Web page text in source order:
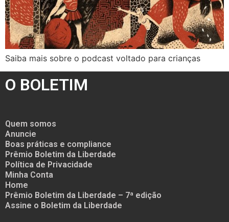
Saiba mais sobre o podcast voltado para crianças
O BOLETIM
Quem somos
Anuncie
Boas práticas e compliance
Prêmio Boletim da Liberdade
Política de Privacidade
Minha Conta
Home
Prêmio Boletim da Liberdade – 7ª edição
Assine o Boletim da Liberdade